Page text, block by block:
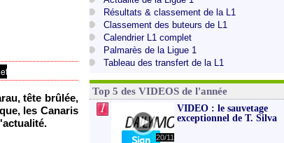
tête brûlée,
les Canaris
Résultats & classement de la L1
Classement des buteurs de L1
Calendrier L1 complet
Palmarès de la Ligue 1
Tableau des transfert de la L1
Top 5 des VIDEOS de l'année
1
20/11
VIDEO : le sauvetage
exceptionnel de T. Silva